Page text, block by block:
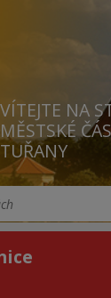
VÍTEJTE NA
MĚSTSKÉ
TUŘANY